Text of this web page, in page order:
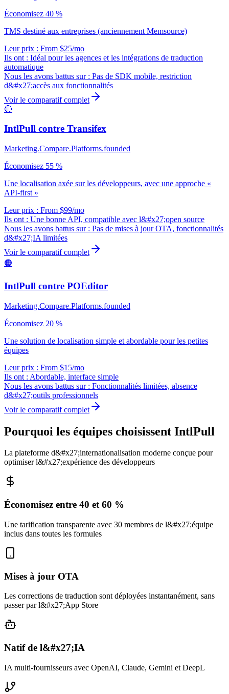
Économisez 40 %
TMS destiné aux entreprises (anciennement Memsource)
Leur prix : From $25/mo
Ils ont : Idéal pour les agences et les intégrations de traduction
automatique
Nous les avons battus sur : Pas de SDK mobile, restriction
d&#x27;accès aux fonctionnalités
Voir le comparatif complet
🔴
IntlPull contre Transifex
Marketing.Compare.Platforms.founded
Économisez 55 %
Une localisation axée sur les développeurs, avec une approche «
API-first »
Leur prix : From $99/mo
Ils ont : Une bonne API, compatible avec l&#x27;open source
Nous les avons battus sur : Pas de mises à jour OTA, fonctionnalités
d&#x27;IA limitées
Voir le comparatif complet
🟠
IntlPull contre POEditor
Marketing.Compare.Platforms.founded
Économisez 20 %
Une solution de localisation simple et abordable pour les petites
équipes
Leur prix : From $15/mo
Ils ont : Abordable, interface simple
Nous les avons battus sur : Fonctionnalités limitées, absence
d&#x27;outils professionnels
Voir le comparatif complet
Pourquoi les équipes choisissent IntlPull
La plateforme d&#x27;internationalisation moderne conçue pour
optimiser l&#x27;expérience des développeurs
Économisez entre 40 et 60 %
Une tarification transparente avec 30 membres de l&#x27;équipe
inclus dans toutes les formules
Mises à jour OTA
Les corrections de traduction sont déployées instantanément, sans
passer par l&#x27;App Store
Natif de l&#x27;IA
IA multi-fournisseurs avec OpenAI, Claude, Gemini et DeepL